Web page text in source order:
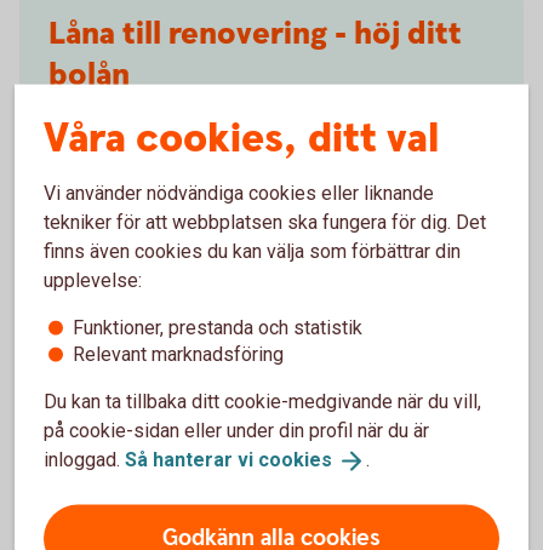
Låna till renovering - höj ditt
bolån
Finansiera din renovering genom att höja ditt bolån.
Du kan låna upp till 80 procent av bostadens värde.
Lägsta belopp vid höjning är 100 000 kronor.
Höj dittbolån
Blanketter och tips från
Konsumentverket
Entreprenadkontrakt
Våra cookies, ditt val
Vi använder nödvändiga cookies eller liknande
tekniker för att webbplatsen ska fungera för dig. Det
finns även cookies du kan välja som förbättrar din
upplevelse:
Funktioner, prestanda och statistik
Relevant marknadsföring
Du kan ta tillbaka ditt cookie-medgivande när du vill,
på cookie-sidan eller under din profil när du är
inloggad. Så hanterar vi cookies .
Godkänn alla cookies